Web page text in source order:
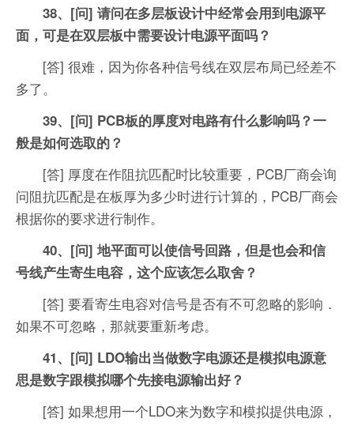
38、[问] 请问在多层板设计中经常会用到电源平
面，可是在双层板中需要设计电源平面吗？
[答] 很难，因为你各种信号线在双层布局已经差不
多了。
39、[问] PCB板的厚度对电路有什么影响吗？一
般是如何选取的？
[答] 厚度在作阻抗匹配时比较重要，PCB厂商会询
问阻抗匹配是在板厚为多少时进行计算的，PCB厂商会
根据你的要求进行制作。
40、[问] 地平面可以使信号回路，但是也会和信
号线产生寄生电容，这个应该怎么取舍？
[答] 要看寄生电容对信号是否有不可忽略的影响．
如果不可忽略，那就要重新考虑。
41、[问] LDO输出当做数字电源还是模拟电源意
思是数字跟模拟哪个先接电源输出好？
[答] 如果想用一个LDO来为数字和模拟提供电源，